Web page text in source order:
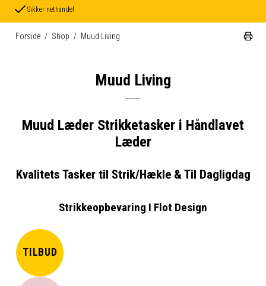
Sikker nethandel
Forside / Shop / Muud Living
Muud Living
Muud Læder Strikketasker i Håndlavet
Læder
Kvalitets Tasker til Strik/Hækle & Til Dagligdag
Strikkeopbevaring I Flot Design
TILBUD